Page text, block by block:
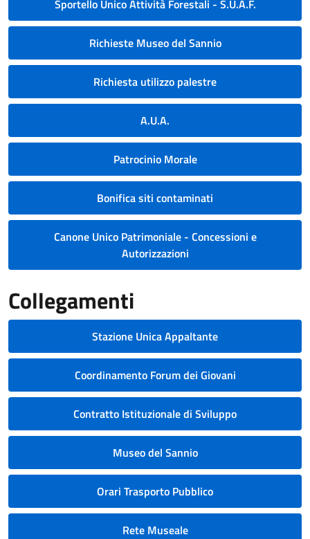
Sportello Unico Attività Forestali - S.U.A.F.
Richieste Museo del Sannio
Richiesta utilizzo palestre
A.U.A.
Patrocinio Morale
Bonifica siti contaminati
Canone Unico Patrimoniale - Concessioni e
Autorizzazioni
Collegamenti
Stazione Unica Appaltante
Coordinamento Forum dei Giovani
Contratto Istituzionale di Sviluppo
Museo del Sannio
Orari Trasporto Pubblico
Rete Museale